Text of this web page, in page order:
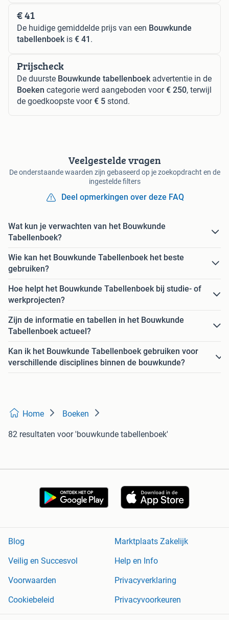
€ 41
De huidige gemiddelde prijs van een Bouwkunde
tabellenboekis € 41 .
Prijscheck
De duurste Bouwkunde tabellenboekadvertentie in de
Boeken categorie werd aangeboden voor€ 250, terwijl
de goedkoopste voor€ 5 stond.
Veelgestelde vragen
De onderstaande waarden zijn gebaseerd op je zoekopdracht en de
ingestelde filters
Deel opmerkingen over deze FAQ
Wat kun je verwachten van het Bouwkunde
Tabellenboek?
Wie kan het Bouwkunde Tabellenboek het beste
gebruiken?
Hoe helpt het Bouwkunde Tabellenboek bij studie- of
werkprojecten?
Zijn de informatie en tabellen in het Bouwkunde
Tabellenboek actueel?
Kan ik het Bouwkunde Tabellenboek gebruiken voor
verschillende disciplines binnen de bouwkunde?
Home Boeken
82 resultaten voor 'bouwkunde tabellenboek'
Blog
Marktplaats Zakelijk
Veilig en Succesvol
Help en Info
Voorwaarden
Privacyverklaring
Cookiebeleid
Privacyvoorkeuren